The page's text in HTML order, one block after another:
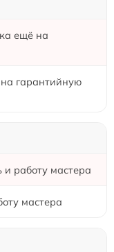
ещё на
гарантийную
работу мастера
мастера